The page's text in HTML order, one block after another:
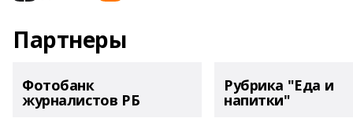
Партнеры
Фотобанк
журналистов РБ
Рубрика "Еда и
напитки"